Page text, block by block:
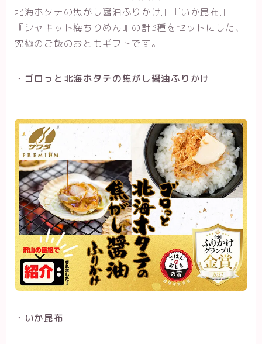
北海ホタテの焦がし醤油ふりかけ』『いか昆布』
『シャキット梅ちりめん』の計3種をセットにした、
究極のご飯のおともギフトです。
・ゴロっと北海ホタテの焦がし醤油ふりかけ
・いか昆布